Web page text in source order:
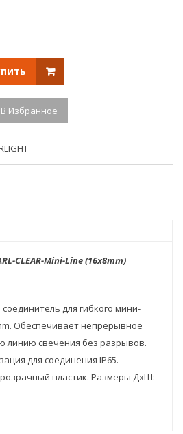
В Избранное
CLEAR-Mini-Line (16x8mm)
для гибкого мини-
Обеспечивает непрерывное
линию свечения без разрывов.
для соединения IP65.
пластик. Размеры ДхШ: